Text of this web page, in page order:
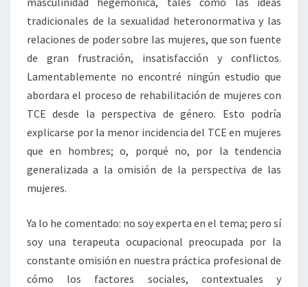
tradicionales de la sexualidad heteronormativa y las
relaciones de poder sobre las mujeres, que son fuente
de gran frustración, insatisfacción y conflictos.
Lamentablemente no encontré ningún estudio que
abordara el proceso de rehabilitación de mujeres con
TCE desde la perspectiva de género. Esto podría
explicarse por la menor incidencia del TCE en mujeres
que en hombres; o, porqué no, por la tendencia
generalizada a la omisión de la perspectiva de las
mujeres.
Ya lo he comentado: no soy experta en el tema; pero sí
soy una terapeuta ocupacional preocupada por la
constante omisión en nuestra práctica profesional de
cómo los factores sociales, contextuales y